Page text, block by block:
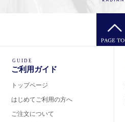
GUIDE
ご利用ガイド
トップページ
はじめてご利用の方へ
ご注文について